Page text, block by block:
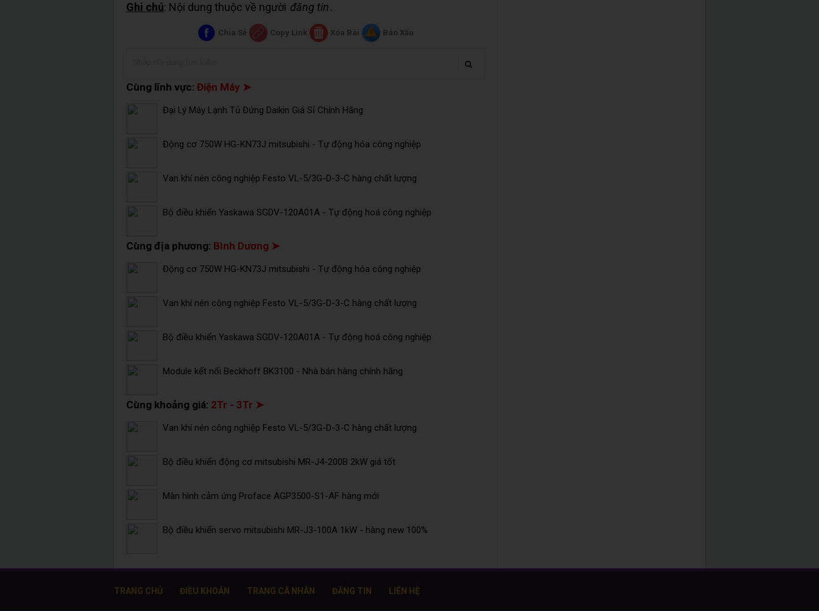
Ghi chú: Nội dung thuộc về người đăng tin.
Chia Sẻ Copy Link Xóa Bài Báo Xấu
Cùng lĩnh vực: Điện Máy ➤
Đại Lý Máy Lạnh Tủ Đứng Daikin Giá Sỉ Chính Hãng
Động cơ 750W HG-KN73J mitsubishi - Tự động hóa công nghiệp
Van khí nén công nghiệp Festo VL-5/3G-D-3-C hàng chất lượng
Bộ điều khiển Yaskawa SGDV-120A01A - Tự động hoá công nghiệp
Cùng địa phương: Bình Dương ➤
Động cơ 750W HG-KN73J mitsubishi - Tự động hóa công nghiệp
Van khí nén công nghiệp Festo VL-5/3G-D-3-C hàng chất lượng
Bộ điều khiển Yaskawa SGDV-120A01A - Tự động hoá công nghiệp
Module kết nối Beckhoff BK3100 - Nhà bán hàng chính hãng
Cùng khoảng giá: 2Tr - 3Tr ➤
Van khí nén công nghiệp Festo VL-5/3G-D-3-C hàng chất lượng
Bộ điều khiển động cơ mitsubishi MR-J4-200B 2kW giá tốt
Màn hình cảm ứng Proface AGP3500-S1-AF hàng mới
Bộ điều khiển servo mitsubishi MR-J3-100A 1kW - hàng new 100%
TRANG CHỦ ĐIỀU KHOẢN TRANG CÁ NHÂN ĐĂNG TIN LIÊN HỆ